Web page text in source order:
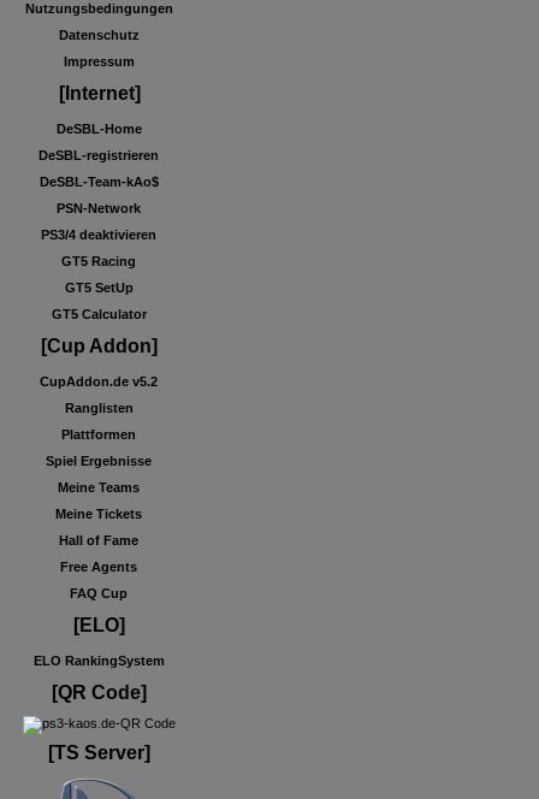
Nutzungsbedingungen
Datenschutz
Impressum
[Internet]
DeSBL-Home
DeSBL-registrieren
DeSBL-Team-kAo$
PSN-Network
PS3/4 deaktivieren
GT5 Racing
GT5 SetUp
GT5 Calculator
[Cup Addon]
CupAddon.de v5.2
Ranglisten
Plattformen
Spiel Ergebnisse
Meine Teams
Meine Tickets
Hall of Fame
Free Agents
FAQ Cup
[ELO]
ELO RankingSystem
[QR Code]
[TS Server]